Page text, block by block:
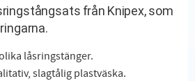
från Knipex, som
låsringstänger.
slagtålig plastväska.